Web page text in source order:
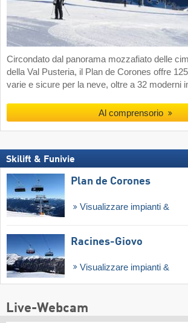
Circondato dal panorama mozzafiato delle
della Val Pusteria, il Plan de Corones offre
varie e sicure per la neve, oltre a 32 moderni
Al comprensorio
Skilift & Funivie
Plan de Corones
Visualizzare impianti &
Racines-Giovo
Visualizzare impianti &
Live-Webcam